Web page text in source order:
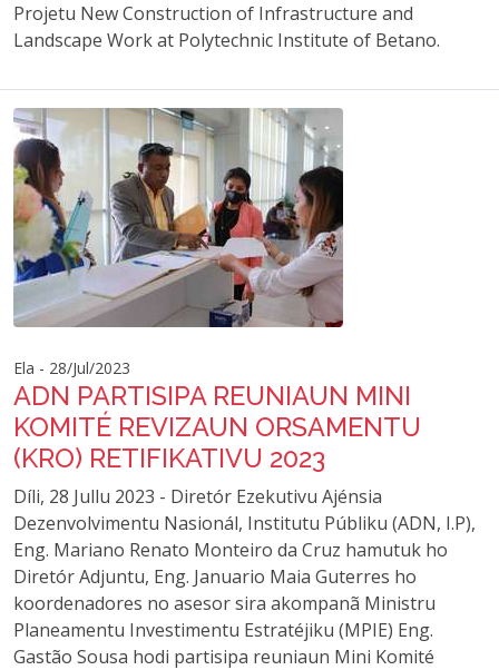
Projetu New Construction of Infrastructure and
Landscape Work at Polytechnic Institute of Betano.
Ela - 28/Jul/2023
ADN PARTISIPA REUNIAUN MINI
KOMITÉ REVIZAUN ORSAMENTU
(KRO) RETIFIKATIVU 2023
Díli, 28 Jullu 2023 - Diretór Ezekutivu Ajénsia
Dezenvolvimentu Nasionál, Institutu Públiku (ADN, I.P),
Eng. Mariano Renato Monteiro da Cruz hamutuk ho
Diretór Adjuntu, Eng. Januario Maia Guterres ho
koordenadores no asesor sira akompanã Ministru
Planeamentu Investimentu Estratéjiku (MPIE) Eng.
Gastão Sousa hodi partisipa reuniaun Mini Komité